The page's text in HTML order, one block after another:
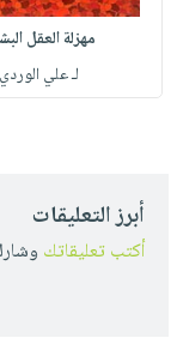
مهزلة العقل
لـ علي الوردي
أبرز التعليقات
أكتب تعليقاتك